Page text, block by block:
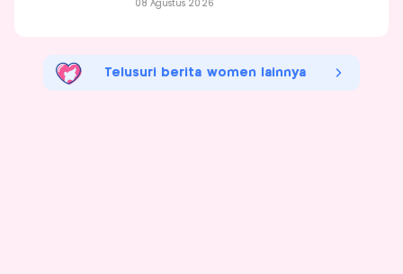
08 Agustus 2026
Telusuri berita women lainnya